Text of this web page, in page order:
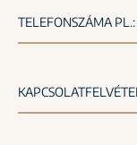
TELEFONSZÁMA